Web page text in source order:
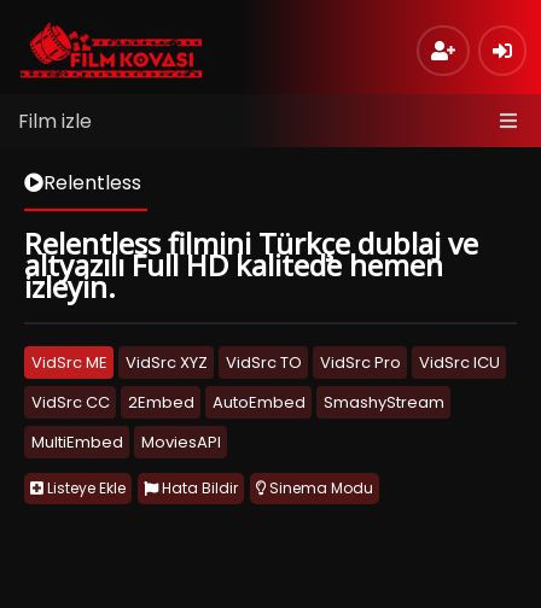
Film izle
Relentless
Relentless filmini Türkçe dublaj ve
altyazılı Full HD kalitede hemen
izleyin.
VidSrc ME VidSrc XYZ VidSrc TO VidSrc Pro
VidSrc ICU
VidSrc CC
2Embed AutoEmbed
SmashyStream
MultiEmbed
MoviesAPI
Listeye Ekle Hata Bildir Sinema Modu